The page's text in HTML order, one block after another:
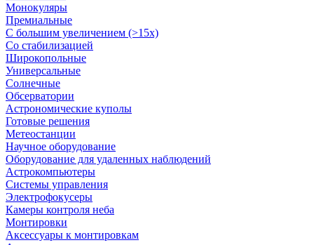
Монокуляры
Премиальные
С большим увеличением (>15x)
Со стабилизацией
Широкопольные
Универсальные
Солнечные
Обсерватории
Астрономические куполы
Готовые решения
Метеостанции
Научное оборудование
Оборудование для удаленных наблюдений
Астрокомпьютеры
Системы управления
Электрофокусеры
Камеры контроля неба
Монтировки
Аксессуары к монтировкам